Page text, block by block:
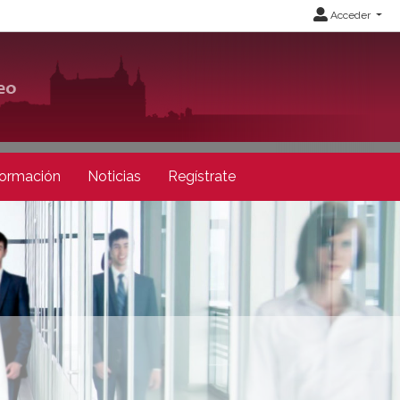
Acceder
Noticias Regístrate